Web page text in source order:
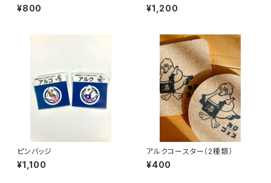
¥800 ¥1,200
ピンバッジ
¥1,100
アルクコースター（2種類）
¥400